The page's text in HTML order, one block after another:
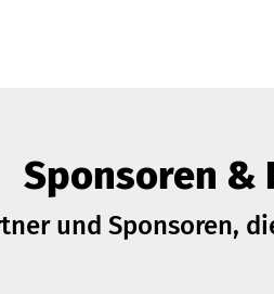
Sponsoren &
und Sponsoren,